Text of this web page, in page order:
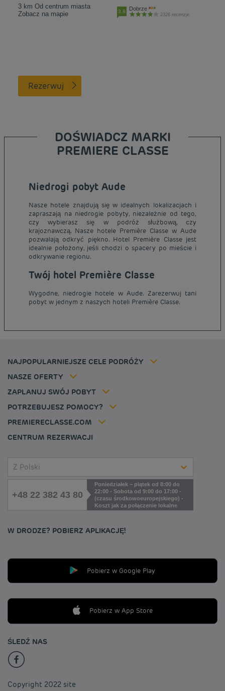
3 km Od centrum miasta
Zobacz na mapie
3.8 Dobrze
2326 recenzje
Rezerwuj
DOŚWIADCZ MARKI
PREMIERE CLASSE
Niedrogi pobyt Aude
Nasze hotele znajdują się w idealnych lokalizacjach i
zapraszają na niedrogie pobyty, niezależnie od tego,
czy wybierasz się w podróż służbową, czy
krajoznawczą. Nasze hotele Première Classe w Aude
pozwalają odkryć piękno. Hotel Première Classe jest
idealnie położony, jeśli chodzi o spacery po mieście i
odkrywanie regionu.
Twój hotel Première Classe
Wygodne, niedrogie hotele w Aude. Zarezerwuj tani
pobyt w jednym z naszych hoteli Première Classe.
NAJPOPULARNIEJSZE CELE PODRÓŻY
Tanie hotele Paryż
Tanie hotele Warszawa
Tanie hotele Wrocław
Tanie hotele Polska
Tanie hotele Belgia
NASZE OFERTY
Stawka członkowska
ZAPLANUJ SWÓJ POBYT
POTRZEBUJESZ POMOCY?
PREMIERECLASSE.COM
Informacje prawne
Regulamin
Tax policy
Kariera
Louvre Hotels Group
CENTRUM REZERWACJI
Z Polski
+48 22 382 43 80
Poniedziałek – piątek od 8:00 do
22:00 - Sobota od 9:00 do 17:00 -
(czasu środkowoeuropejskiego) -
Koszt jak za połączenie lokalne
W DRODZE? POBIERZ APLIKACJĘ!
Pobierz w Google Play
Pobierz w App Store
ŚLEDŹ NAS
Copyright 2022 site